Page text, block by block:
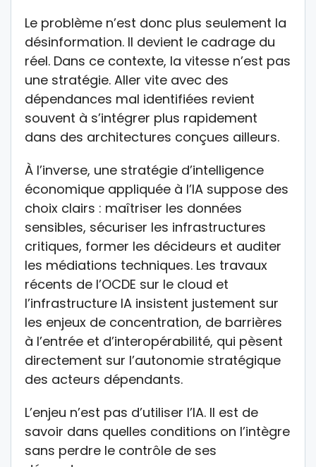
Le problème n’est donc plus seulement la
désinformation. Il devient le cadrage du
réel. Dans ce contexte, la vitesse n’est pas
une stratégie. Aller vite avec des
dépendances mal identifiées revient
souvent à s’intégrer plus rapidement
dans des architectures conçues ailleurs.
À l’inverse, une stratégie d’intelligence
économique appliquée à l’IA suppose des
choix clairs : maîtriser les données
sensibles, sécuriser les infrastructures
critiques, former les décideurs et auditer
les médiations techniques. Les travaux
récents de l’OCDE sur le cloud et
l’infrastructure IA insistent justement sur
les enjeux de concentration, de barrières
à l’entrée et d’interopérabilité, qui pèsent
directement sur l’autonomie stratégique
des acteurs dépendants.
L’enjeu n’est pas d’utiliser l’IA. Il est de
savoir dans quelles conditions on l’intègre
sans perdre le contrôle de ses